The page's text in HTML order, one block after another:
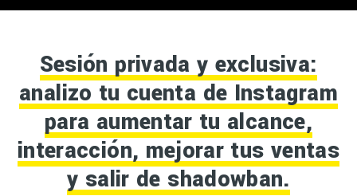
Sesión privada y exclusiva:
analizo tu cuenta de Instagram
para aumentar tu alcance,
interacción, mejorar tus ventas
y salir de shadowban.